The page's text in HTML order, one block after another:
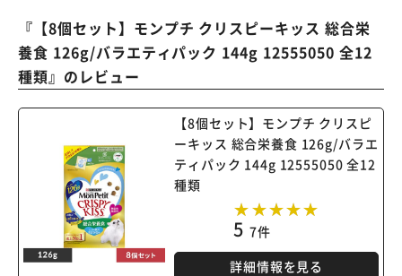
『 【8個セット】モンプチ クリスピーキッス 総合栄
養食 126g/バラエティパック 144g 12555050 全12
種類』のレビュー
【8個セット】モンプチ クリスピ
ーキッス 総合栄養食 126g/バラエ
ティパック 144g 12555050 全12
種類
5 7件
詳細情報を見る